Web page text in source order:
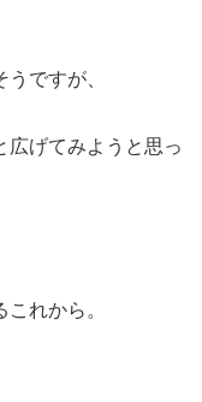
ですが、
広げてみようと思っ
れから。